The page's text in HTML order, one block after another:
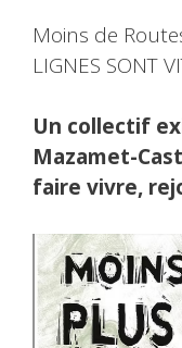
Moins de
LIGNES SONT
Un collectif
Mazamet-
faire vivre,